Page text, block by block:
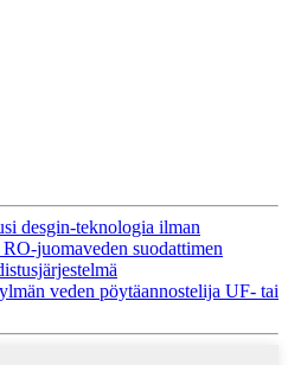
desgin-teknologia ilman
juomaveden suodattimen
veden pöytäannostelija UF- tai